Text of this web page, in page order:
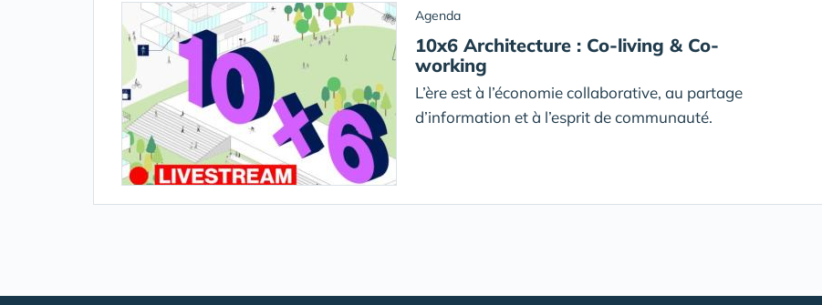
Agenda
10x6 Architecture : Co-living & Co-
working
L’ère est à l’économie collaborative, au partage
d’information et à l’esprit de communauté.